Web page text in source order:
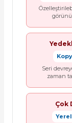
Seri
zaman
Çok